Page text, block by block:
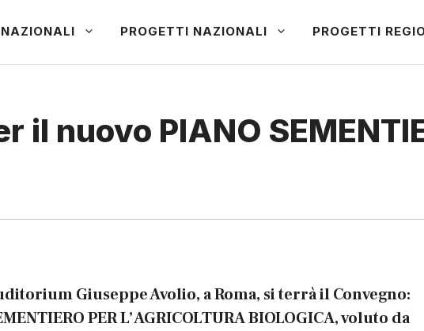
PROGETTI NAZIONALI PROGETTI
il nuovo PIANO
Giuseppe Avolio, a Roma, si terrà il Convegno:
PER L’AGRICOLTURA BIOLOGICA, voluto da